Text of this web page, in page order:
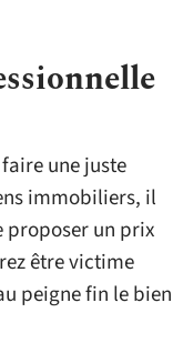
une juste
immobiliers, il
proposer un prix
être victime
peigne fin le bien